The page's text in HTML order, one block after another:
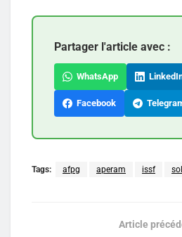
Partager l'article avec :
WhatsApp
Facebook
Tags: afpg aperam issf
Article